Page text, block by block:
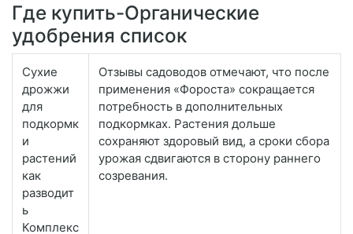
Где купить-Органические
удобрения список
Сухие
дрожжи
для
подкормк
и
растений
как
разводит
ь
Комплекс
Отзывы садоводов отмечают, что после
применения «Фороста» сокращается
потребность в дополнительных
подкормках. Растения дольше
сохраняют здоровый вид, а сроки сбора
урожая сдвигаются в сторону раннего
созревания.